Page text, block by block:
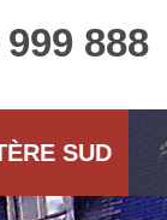
888
SUD